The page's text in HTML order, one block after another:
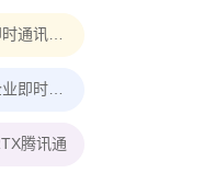
即时通讯软件
企业即时通讯
腾讯通